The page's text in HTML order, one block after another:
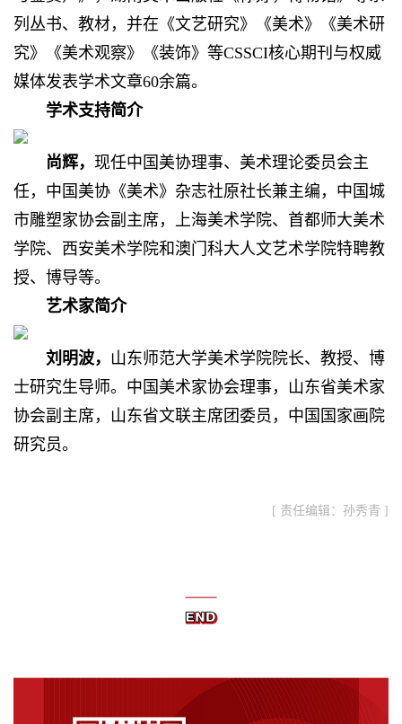
列丛书、教材，并在《文艺研究》《美术》《美术研
究》《美术观察》《装饰》等CSSCI核心期刊与权威
媒体发表学术文章60余篇。
学术支持简介
尚辉， 现任中国美协理事、美术理论委员会主
任，中国美协《美术》杂志社原社长兼主编，中国城
市雕塑家协会副主席，上海美术学院、首都师大美术
学院、西安美术学院和澳门科大人文艺术学院特聘教
授、博导等。
艺术家简介
刘明波， 山东师范大学美术学院院长、教授、博
士研究生导师。中国美术家协会理事，山东省美术家
协会副主席，山东省文联主席团委员，中国国家画院
研究员。
[ 责任编辑：孙秀青 ]